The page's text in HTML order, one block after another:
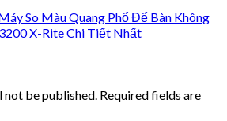
So Màu Quang Phổ Để Bàn Không
X-Rite Chi Tiết Nhất
not be published. Required fields are